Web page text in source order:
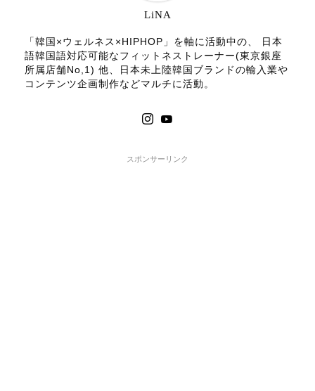
LiNA
「韓国×ウェルネス×HIPHOP」を軸に活動中の、 日本
語韓国語対応可能なフィットネストレーナー(東京銀座
所属店舗No,1) 他、日本未上陸韓国ブランドの輸入業や
コンテンツ企画制作などマルチに活動。
スポンサーリンク